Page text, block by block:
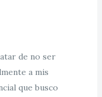
de no ser
a mis
que busco